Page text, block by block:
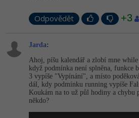
Kryptoměny -25%
MS Office -80%
Google Dokumenty
-80%
Fotografování -80%
Odpovědět +3
Jarda:
Ahoj, píšu kalendář a zlobí mne
když podmínka není splněna, funkce
3 vypíše "Vypínání", a místo
dál, kdy podmínku running vypíše
Koukám na to už půl hodiny a chybu
někdo?